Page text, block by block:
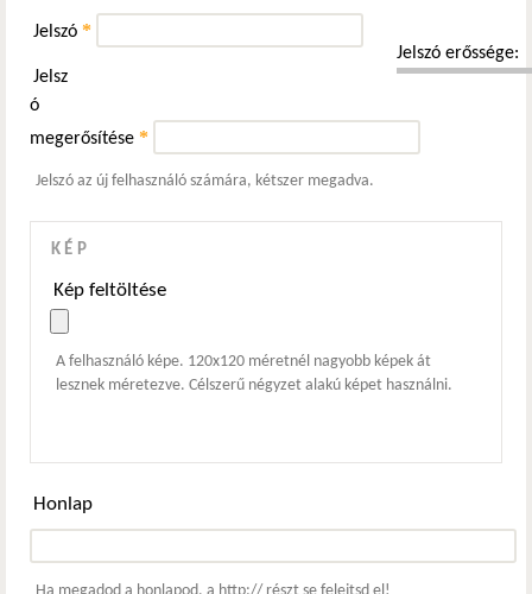
Jelszó erőssége:
Jelszó *
Jelsz
ó
megerősítése *
Jelszó az új felhasználó számára, kétszer megadva.
KÉP
Kép feltöltése
A felhasználó képe. 120x120 méretnél nagyobb képek át
lesznek méretezve. Célszerű négyzet alakú képet használni.
Honlap
Ha megadod a honlapod, a http:// részt se felejtsd el!